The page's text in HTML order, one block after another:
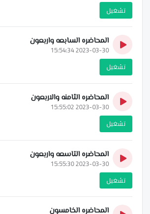
تشغيل
المحاضره السابعه واربعون
2023-03-30 15:54:34
تشغيل
المحاضره الثامنه والاربعون
2023-03-30 15:55:02
تشغيل
المحاضره التاسعه واربعون
2023-03-30 15:55:30
تشغيل
المحاضره الخامسون